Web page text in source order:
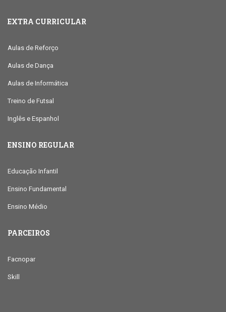
EXTRA CURRICULAR
Aulas de Reforço
Aulas de Dança
Aulas de Informática
Treino de Futsal
Inglês e Espanhol
ENSINO REGULAR
Educação Infantil
Ensino Fundamental
Ensino Médio
PARCEIROS
Facnopar
Skill